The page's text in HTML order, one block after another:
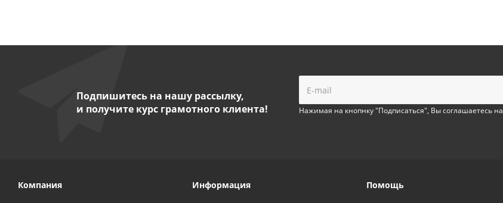
Подпишитесь на нашу рассылку,
и получите курс грамотного клиента!
Нажимая на кнопнку "Подписаться", Вы соглашаетесь на
Компания Информация Помощь